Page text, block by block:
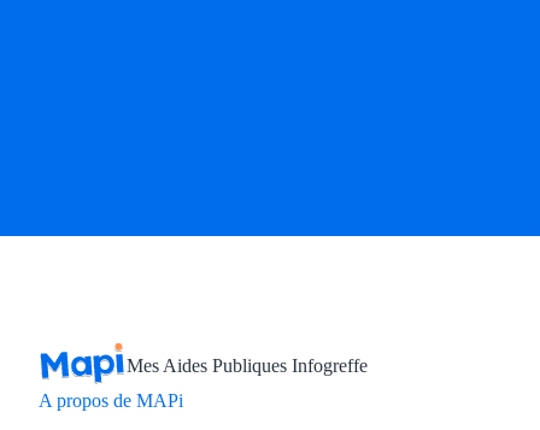
Mes Aides Publiques Infogreffe
A propos de MAPi